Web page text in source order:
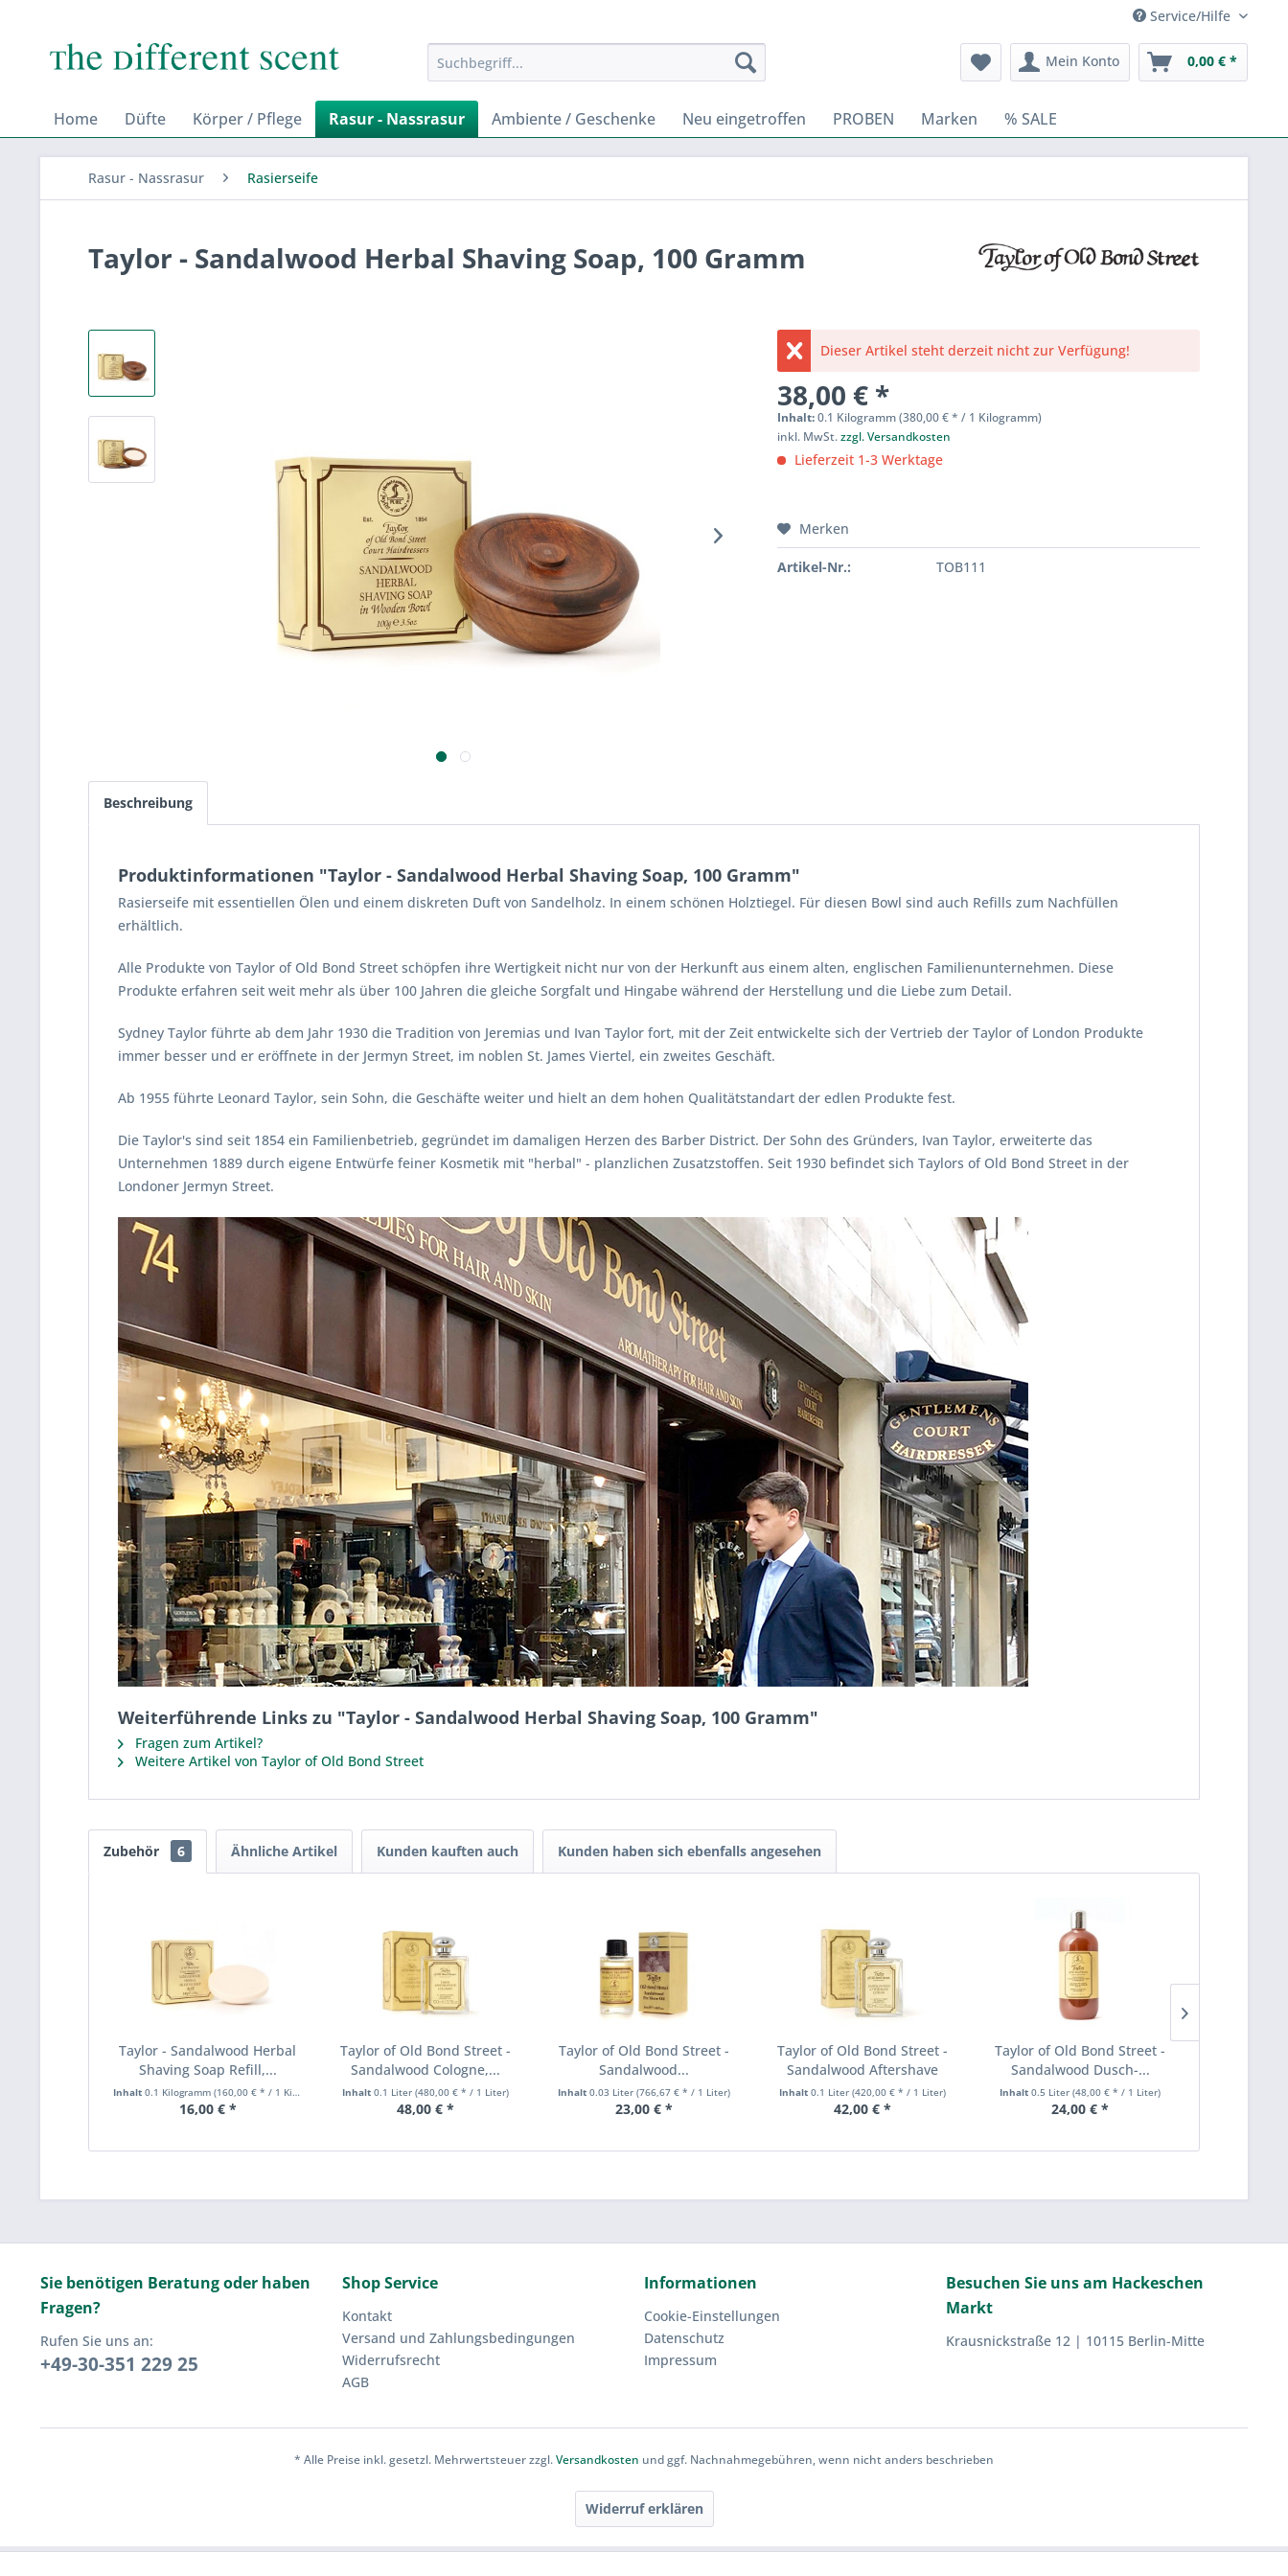
Service/Hilfe
Mein Konto 0,00 € *
Home Düfte Körper / Pflege Rasur - Nassrasur Ambiente / Geschenke Neu eingetroffen PROBEN Marken % SALE
Rasur - Nassrasur Rasierseife
Taylor - Sandalwood Herbal Shaving Soap, 100 Gramm
Dieser Artikel steht derzeit nicht zur Verfügung!
38,00 € *
Inhalt:0.1 Kilogramm (380,00 € * / 1 Kilogramm)
inkl. MwSt.zzgl. Versandkosten
Lieferzeit 1-3 Werktage
Merken
Artikel-Nr.: TOB111
Beschreibung
Produktinformationen "Taylor - Sandalwood Herbal Shaving Soap, 100 Gramm"
Rasierseife mit essentiellen Ölen und einem diskreten Duft von Sandelholz. In einem schönen Holztiegel. Für diesen Bowl sind auch Refills zum Nachfüllen
erhältlich.
Alle Produkte von Taylor of Old Bond Street schöpfen ihre Wertigkeit nicht nur von der Herkunft aus einem alten, englischen Familienunternehmen. Diese
Produkte erfahren seit weit mehr als über 100 Jahren die gleiche Sorgfalt und Hingabe während der Herstellung und die Liebe zum Detail.
Sydney Taylor führte ab dem Jahr 1930 die Tradition von Jeremias und Ivan Taylor fort, mit der Zeit entwickelte sich der Vertrieb der Taylor of London Produkte
immer besser und er eröffnete in der Jermyn Street, im noblen St. James Viertel, ein zweites Geschäft.
Ab 1955 führte Leonard Taylor, sein Sohn, die Geschäfte weiter und hielt an dem hohen Qualitätstandart der edlen Produkte fest.
Die Taylor's sind seit 1854 ein Familienbetrieb, gegründet im damaligen Herzen des Barber District. Der Sohn des Gründers, Ivan Taylor, erweiterte das
Unternehmen 1889 durch eigene Entwürfe feiner Kosmetik mit "herbal" - planzlichen Zusatzstoffen. Seit 1930 befindet sich Taylors of Old Bond Street in der
Londoner Jermyn Street.
Weiterführende Links zu "Taylor - Sandalwood Herbal Shaving Soap, 100 Gramm"
Fragen zum Artikel?
Weitere Artikel von Taylor of Old Bond Street
Zubehör 6 Ähnliche Artikel Kunden kauften auch Kunden haben sich ebenfalls angesehen
Taylor - Sandalwood Herbal
Shaving Soap Refill,...
Inhalt 0.1 Kilogramm (160,00 € * / 1 Kilogramm)
16,00 € *
Taylor of Old Bond Street -
Sandalwood Cologne,...
Inhalt0.1 Liter(480,00 € * / 1 Liter)
48,00 € *
Taylor of Old Bond Street -
Sandalwood...
Inhalt 0.03 Liter (766,67 € * / 1 Liter)
23,00 € *
Taylor of Old Bond Street -
Sandalwood Aftershave
Inhalt 0.1 Liter (420,00 € * / 1 Liter)
42,00 € *
Taylor of Old Bond Street -
Sandalwood Dusch-...
Inhalt0.5 Liter(48,00 € * / 1 Liter)
24,00 € *
Sie benötigen Beratung oder haben
Fragen?
Rufen Sie uns an:
+49-30-351 229 25
Shop Service
Kontakt
Versand und Zahlungsbedingungen
Widerrufsrecht
AGB
Informationen
Cookie-Einstellungen
Datenschutz
Impressum
Besuchen Sie uns am Hackeschen
Markt
Krausnickstraße 12 | 10115 Berlin-Mitte
* Alle Preise inkl. gesetzl. Mehrwertsteuer zzgl.Versandkosten und ggf. Nachnahmegebühren, wenn nicht anders beschrieben
Widerruf erklären